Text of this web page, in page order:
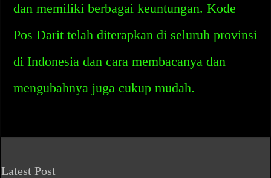
dan memiliki berbagai keuntungan. Kode
Pos Darit telah diterapkan di seluruh provinsi
di Indonesia dan cara membacanya dan
mengubahnya juga cukup mudah.
Latest Post